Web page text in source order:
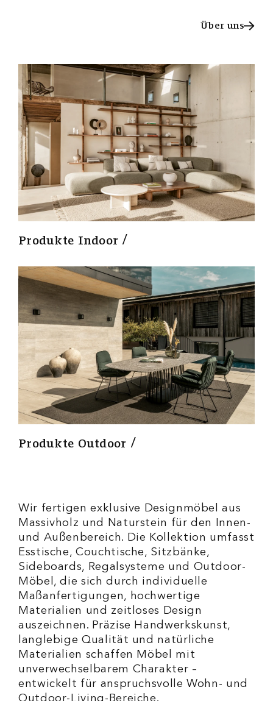
Über uns
Produkte Indoor
Produkte Outdoor
Wir fertigen exklusive Designmöbel aus
Massivholz und Naturstein für den Innen-
und Außenbereich. Die Kollektion umfasst
Esstische, Couchtische, Sitzbänke,
Sideboards, Regalsysteme und Outdoor-
Möbel, die sich durch individuelle
Maßanfertigungen, hochwertige
Materialien und zeitloses Design
auszeichnen. Präzise Handwerkskunst,
langlebige Qualität und natürliche
Materialien schaffen Möbel mit
unverwechselbarem Charakter –
entwickelt für anspruchsvolle Wohn- und
Outdoor-Living-Bereiche.